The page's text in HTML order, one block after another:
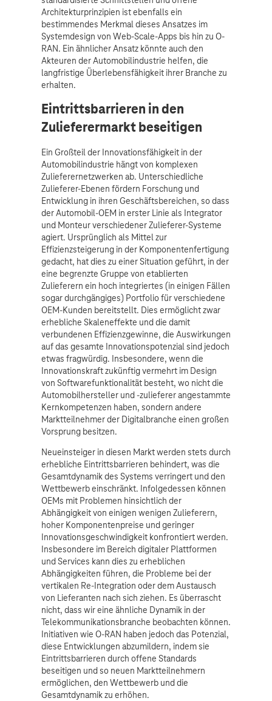
Architekturprinzipien ist ebenfalls ein
bestimmendes Merkmal dieses Ansatzes im
Systemdesign von Web-Scale-Apps bis hin zu O-
RAN. Ein ähnlicher Ansatz könnte auch den
Akteuren der Automobilindustrie helfen, die
langfristige Überlebensfähigkeit ihrer Branche zu
erhalten.
Eintrittsbarrieren in den
Zulieferermarkt beseitigen
Ein Großteil der Innovationsfähigkeit in der
Automobilindustrie hängt von komplexen
Zulieferernetzwerken ab. Unterschiedliche
Zulieferer-Ebenen fördern Forschung und
Entwicklung in ihren Geschäftsbereichen, so dass
der Automobil-OEM in erster Linie als Integrator
und Monteur verschiedener Zulieferer-Systeme
agiert. Ursprünglich als Mittel zur
Effizienzsteigerung in der Komponentenfertigung
gedacht, hat dies zu einer Situation geführt, in der
eine begrenzte Gruppe von etablierten
Zulieferern ein hoch integriertes (in einigen Fällen
sogar durchgängiges) Portfolio für verschiedene
OEM-Kunden bereitstellt. Dies ermöglicht zwar
erhebliche Skaleneffekte und die damit
verbundenen Effizienzgewinne, die Auswirkungen
auf das gesamte Innovationspotenzial sind jedoch
etwas fragwürdig. Insbesondere, wenn die
Innovationskraft zukünftig vermehrt im Design
von Softwarefunktionalität besteht, wo nicht die
Automobilhersteller und -zulieferer angestammte
Kernkompetenzen haben, sondern andere
Marktteilnehmer der Digitalbranche einen großen
Vorsprung besitzen.
Neueinsteiger in diesen Markt werden stets durch
erhebliche Eintrittsbarrieren behindert, was die
Gesamtdynamik des Systems verringert und den
Wettbewerb einschränkt. Infolgedessen können
OEMs mit Problemen hinsichtlich der
Abhängigkeit von einigen wenigen Zulieferern,
hoher Komponentenpreise und geringer
Innovationsgeschwindigkeit konfrontiert werden.
Insbesondere im Bereich digitaler Plattformen
und Services kann dies zu erheblichen
Abhängigkeiten führen, die Probleme bei der
vertikalen Re-Integration oder dem Austausch
von Lieferanten nach sich ziehen. Es überrascht
nicht, dass wir eine ähnliche Dynamik in der
Telekommunikationsbranche beobachten können.
Initiativen wie O-RAN haben jedoch das Potenzial,
diese Entwicklungen abzumildern, indem sie
Eintrittsbarrieren durch offene Standards
beseitigen und so neuen Marktteilnehmern
ermöglichen, den Wettbewerb und die
Gesamtdynamik zu erhöhen.